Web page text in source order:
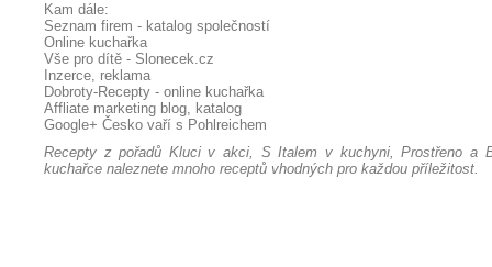
Kam dále:
Seznam firem - katalog společností
Online kuchařka
Vše pro dítě - Slonecek.cz
Inzerce, reklama
Dobroty-Recepty - online kuchařka
Affliate marketing blog, katalog
Google+ Česko vaří s Pohlreichem
Recepty z pořadů Kluci v akci, S Italem v kuchyni, Prostřeno a
kuchařce naleznete mnoho receptů vhodných pro každou příležitost.